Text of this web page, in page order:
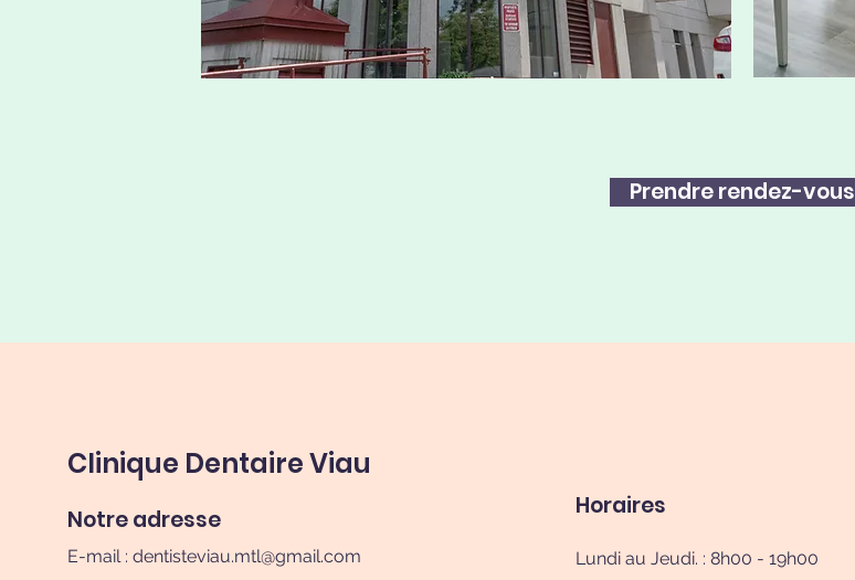
Prendre rendez-vous
Clinique Dentaire Viau
Notre adresse
E-mail : dentisteviau.mtl@gmail.com
Horaires
Lundi au Jeudi. : 8h00 - 19h00